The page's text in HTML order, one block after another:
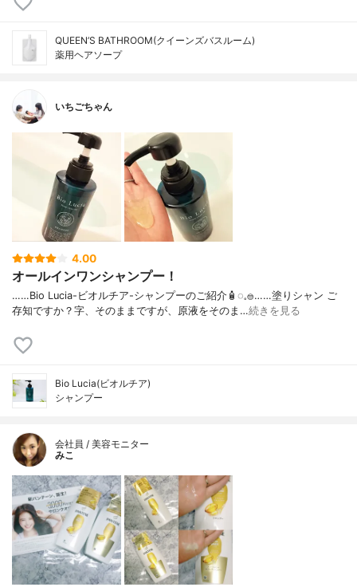
QUEEN’S BATHROOM(クイーンズバスルーム)
薬用ヘアソープ
いちごちゃん
4.00
オールインワンシャンプー！
……⁡Bio Lucia⁡⁡-ビオルチア-⁡⁡シャンプー⁡⁡のご紹介🧴‎◌𓈒𓐍⁡……⁡⁡⁡⁡塗りシャン ご
存知ですか？⁡⁡⁡⁡字、そのままですが、⁡原液をそのま…続きを見る
Bio Lucia(ビオルチア)
シャンプー
会社員 / 美容モニター
みこ